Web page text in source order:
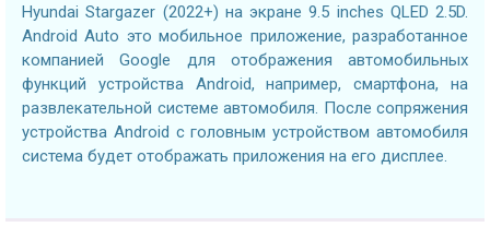
Hyundai Stargazer (2022+) на экране 9.5 inches QLED 2.5D.
Android Auto это мобильное приложение, разработанное
компанией Google для отображения автомобильных
функций устройства Android, например, смартфона, на
развлекательной системе автомобиля. После сопряжения
устройства Android с головным устройством автомобиля
система будет отображать приложения на его дисплее.